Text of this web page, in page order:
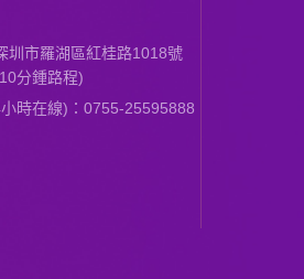
圳市羅湖區紅桂路1018號
分鍾路程)
時在線)：0755-25595888